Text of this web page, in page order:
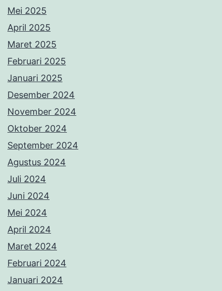
Mei 2025
April 2025
Maret 2025
Februari 2025
Januari 2025
Desember 2024
November 2024
Oktober 2024
September 2024
Agustus 2024
Juli 2024
Juni 2024
Mei 2024
April 2024
Maret 2024
Februari 2024
Januari 2024